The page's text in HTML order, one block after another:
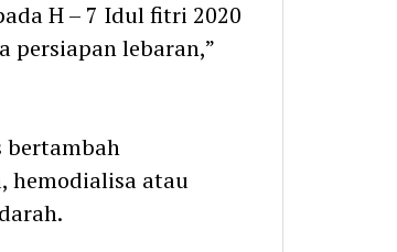
H – 7 Idul fitri 2020
persiapan lebaran,”
bertambah
hemodialisa atau